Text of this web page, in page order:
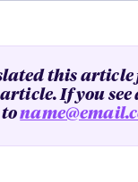
this
If you see
to